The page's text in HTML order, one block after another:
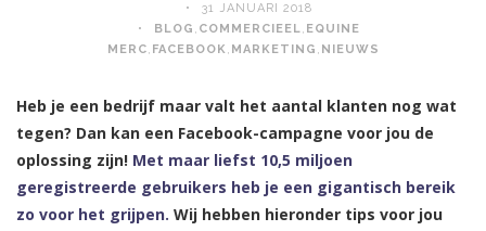
31 JANUARI 2018
BLOG , COMMERCIEEL, EQUINE
MERC, FACEBOOK, MARKETING , NIEUWS
Heb je een bedrijf maar valt het aantal klanten nog wat
tegen? Dan kan een Facebook-campagne voor jou de
oplossing zijn! Met maar liefst 10,5 miljoen
geregistreerde gebruikers heb je een gigantisch bereik
zo voor het grijpen. Wij hebben hieronder tips voor jou